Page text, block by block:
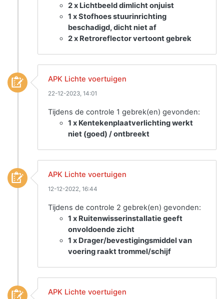
2 x Lichtbeeld dimlicht onjuist
1 x Stofhoes stuurinrichting
beschadigd, dicht niet af
2 x Retroreflector vertoont gebrek
APK Lichte voertuigen
22-12-2023, 14:01
Tijdens de controle 1 gebrek(en) gevonden:
1 x Kentekenplaatverlichting werkt
niet (goed) / ontbreekt
APK Lichte voertuigen
12-12-2022, 16:44
Tijdens de controle 2 gebrek(en) gevonden:
1 x Ruitenwisserinstallatie geeft
onvoldoende zicht
1 x Drager/bevestigingsmiddel van
voering raakt trommel/schijf
APK Lichte voertuigen